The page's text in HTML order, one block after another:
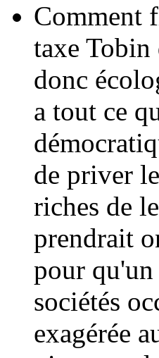
Comment
taxe Tobin
donc
a tout ce
de priver
riches de
prendrait
pour qu'un
sociétés
exagérée